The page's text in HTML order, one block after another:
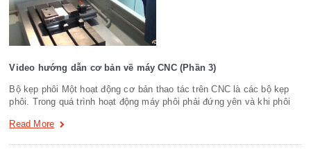
Video hướng dẫn cơ bản về máy CNC (Phần 3)
Bộ kẹp phôi Một hoạt động cơ bản thao tác trên CNC là các bộ kẹp
phôi. Trong quá trình hoạt động máy phôi phải đứng yên và khi phôi
Read More